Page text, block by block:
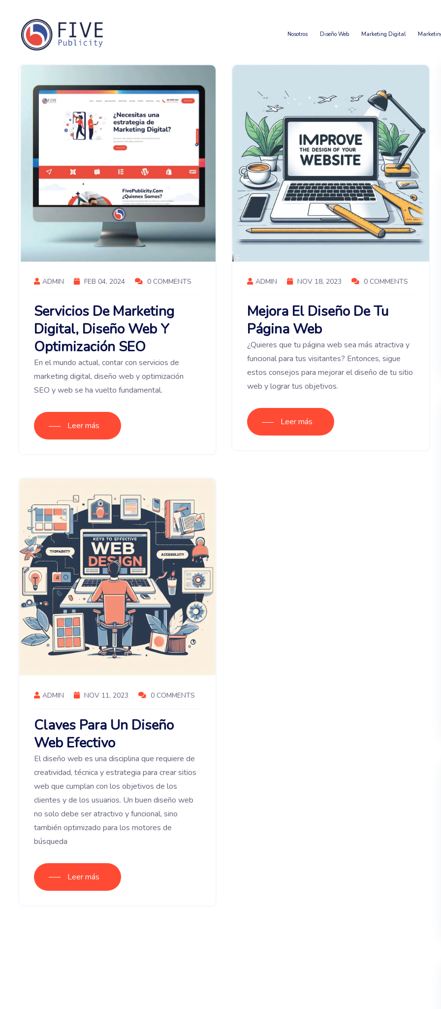
Nosotros Diseño Web Marketing Digital
ADMIN FEB 04, 2024 0 COMMENTS
Servicios De Marketing
Digital, Diseño Web Y
Optimización SEO
En el mundo actual, contar con servicios de
marketing digital, diseño web y optimización
SEO y web se ha vuelto fundamental.
Leer más
ADMIN NOV 18, 2023 0 COMMENTS
Mejora El Diseño De Tu
Página Web
¿Quieres que tu página web sea más atractiva y
funcional para tus visitantes? Entonces, sigue
estos consejos para mejorar el diseño de tu sitio
web y lograr tus objetivos.
Leer más
ADMIN NOV 11, 2023 0 COMMENTS
Claves Para Un Diseño
Web Efectivo
El diseño web es una disciplina que requiere de
creatividad, técnica y estrategia para crear sitios
web que cumplan con los objetivos de los
clientes y de los usuarios. Un buen diseño web
no solo debe ser atractivo y funcional, sino
también optimizado para los motores de
búsqueda
Leer más